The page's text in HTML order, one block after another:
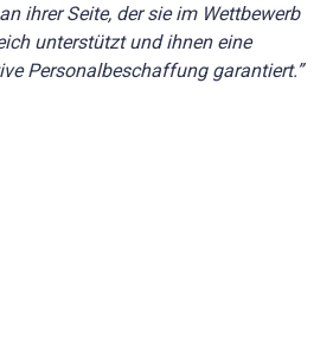
ihrer Seite, der sie im Wettbewerb
unterstützt und ihnen eine
Personalbeschaffung garantiert.”